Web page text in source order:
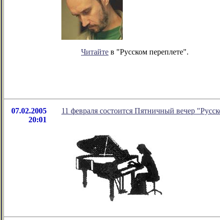
Читайте в "Русском переплете".
07.02.2005
20:01
11 февраля состоится Пятничный вечер